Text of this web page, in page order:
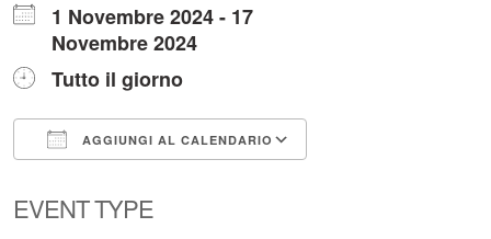
1 Novembre 2024 - 17
Novembre 2024
Tutto il giorno
AGGIUNGI AL CALENDARIO
EVENT TYPE